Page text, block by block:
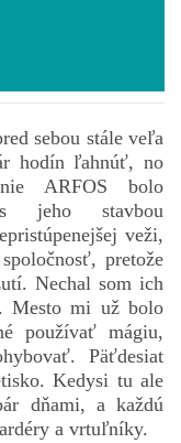
duševným
vyhradené.
sebou stále veľa
hodín ľahnúť, no
ARFOS bolo
jeho stavbou
veži,
pretože
Nechal som ich
Mesto mi už bolo
používať mágiu,
Päťdesiat
Kedysi tu ale
dňami, a každú
a vrtuľníky.